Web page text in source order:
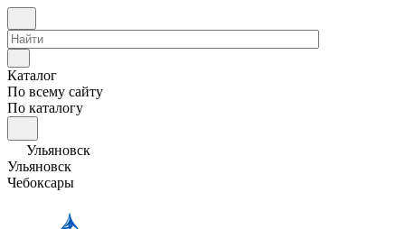
Каталог
По всему сайту
По каталогу
Ульяновск
Ульяновск
Чебоксары